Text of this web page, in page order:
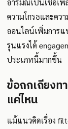
อารมณ์เป็นเชื้อเพ
ความโกรธและคว
ออนไลน์เพิ่มการ
รุนแรงได้
ประเภทนี้มากขึ้น
ข้อถกเถียงท
แค่ไหน
แม้แนวคิดเรื่อง